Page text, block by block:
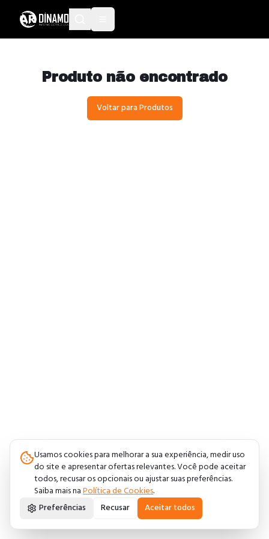
Produto não encontrado
Voltar para Produtos
Usamos cookies para melhorar a sua experiência, medir uso
do site e apresentar ofertas relevantes. Você pode aceitar
todos, recusar os opcionais ou ajustar suas preferências.
Saiba mais naPolítica de Cookies.
Preferências
Recusar Aceitar todos